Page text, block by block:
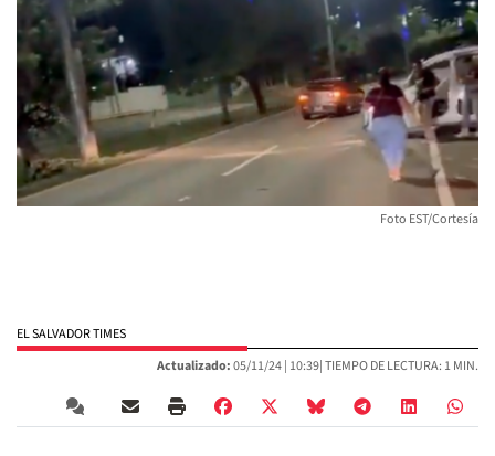
Foto EST/Cortesía
EL SALVADOR TIMES
Actualizado:05/11/24 | 10:39| TIEMPO DE LECTURA: 1 MIN.